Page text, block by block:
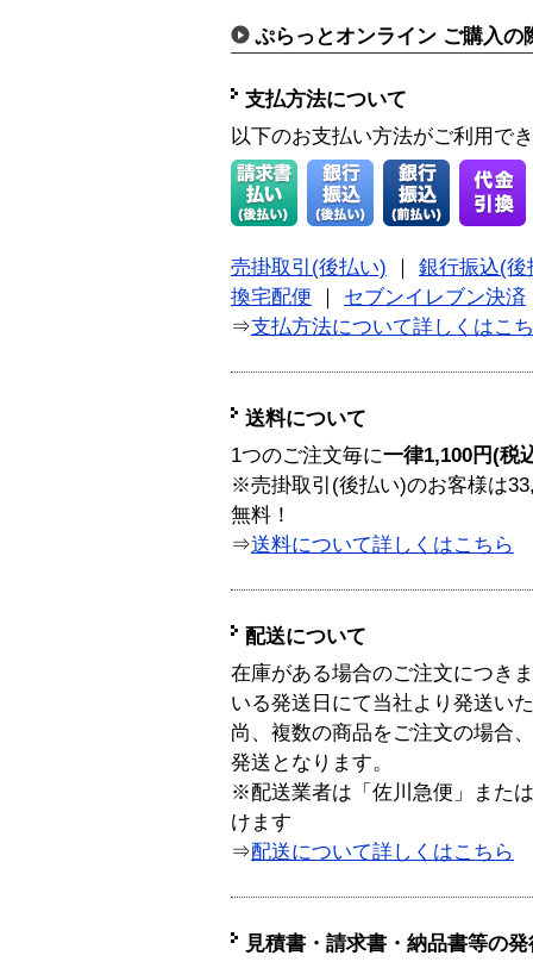
ぷらっとオンライン ご購入の
支払方法について
以下のお支払い方法がご利用で
売掛取引(後払い)
銀行振込(後
換宅配便
セブンイレブン決済
⇒支払方法について詳しくはこ
送料について
1つのご注文毎に一律1,100円(税
※売掛取引(後払い)のお客様は
無料！
⇒送料について詳しくはこちら
配送について
在庫がある場合のご注文につき
いる発送日にて当社より発送い
尚、複数の商品をご注文の場合
発送となります。
※配送業者は「佐川急便」また
けます
⇒配送について詳しくはこちら
見積書・請求書・納品書等の